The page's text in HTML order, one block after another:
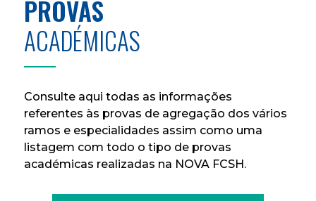
PROVAS
ACADÉMICAS
Consulte aqui todas as informações
referentes às provas de agregação dos vários
ramos e especialidades assim como uma
listagem com todo o tipo de provas
académicas realizadas na NOVA FCSH.